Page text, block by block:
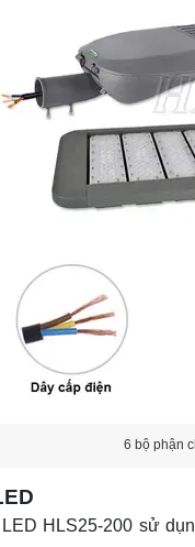
6 bộ phận
HLS25-200 sử